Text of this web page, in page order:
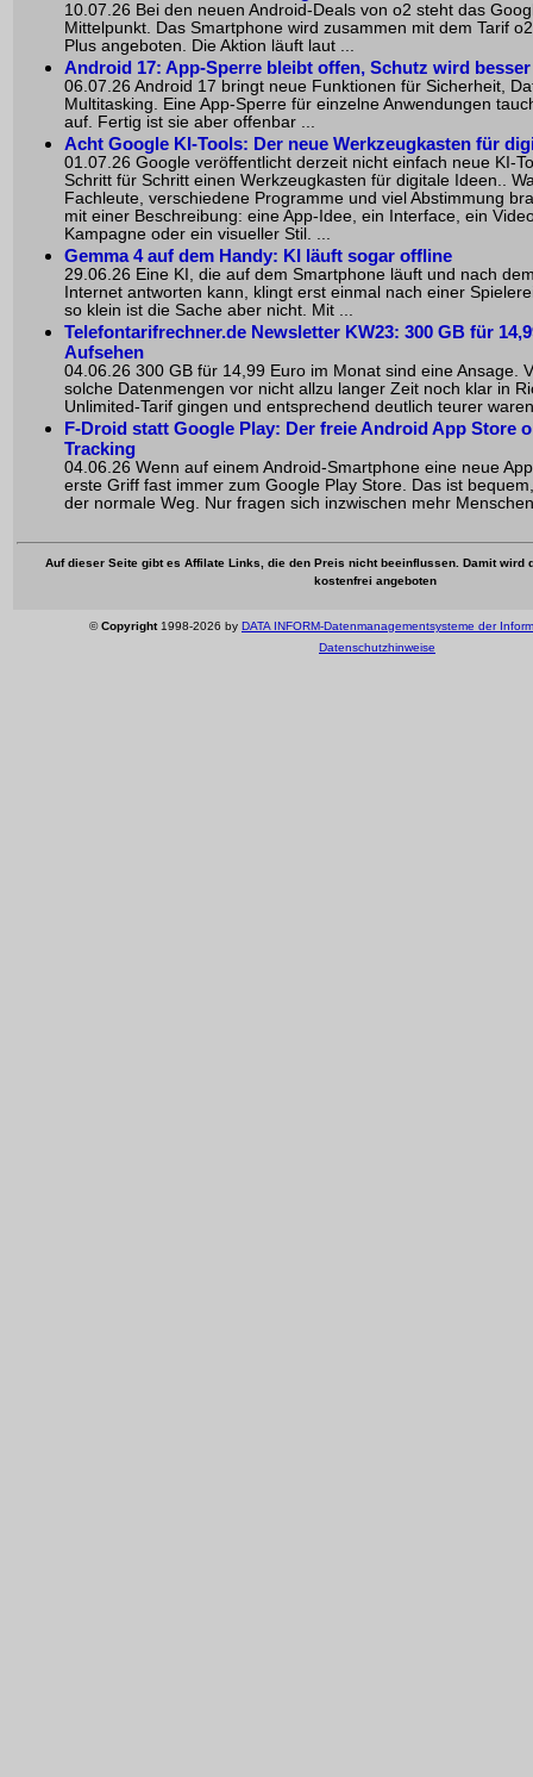
10.07.26 Bei den neuen Android-Deals von o2 steht das
Mittelpunkt. Das Smartphone wird zusammen mit dem Tarif
Plus angeboten. Die Aktion läuft laut ...
Android 17: App-Sperre bleibt offen, Schutz wird besser
06.07.26 Android 17 bringt neue Funktionen für Sicherheit,
Multitasking. Eine App-Sperre für einzelne Anwendungen
auf. Fertig ist sie aber offenbar ...
Acht Google KI-Tools: Der neue Werkzeugkasten für
01.07.26 Google veröffentlicht derzeit nicht einfach neue KI-
Schritt für Schritt einen Werkzeugkasten für digitale Ideen..
Fachleute, verschiedene Programme und viel Abstimmung
mit einer Beschreibung: eine App-Idee, ein Interface, ein
Kampagne oder ein visueller Stil. ...
Gemma 4 auf dem Handy: KI läuft sogar offline
29.06.26 Eine KI, die auf dem Smartphone läuft und nach
Internet antworten kann, klingt erst einmal nach einer
so klein ist die Sache aber nicht. Mit ...
Telefontarifrechner.de Newsletter KW23: 300 GB für
Aufsehen
04.06.26 300 GB für 14,99 Euro im Monat sind eine Ansage.
solche Datenmengen vor nicht allzu langer Zeit noch klar in
Unlimited-Tarif gingen und entsprechend deutlich teurer
F-Droid statt Google Play: Der freie Android App Store
Tracking
04.06.26 Wenn auf einem Android-Smartphone eine neue
erste Griff fast immer zum Google Play Store. Das ist
der normale Weg. Nur fragen sich inzwischen mehr
Auf dieser Seite gibt es Affilate Links, die den Preis nicht beeinflussen. Damit wird
kostenfrei angeboten
©Copyright1998-2026 by DATA INFORM-Datenmanagementsysteme der
Datenschutzhinweise